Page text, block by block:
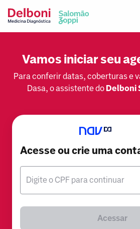
Vamos iniciar seu
Para conferir datas, coberturas e
Dasa, o assistente do Delboni
Acesse ou crie uma
Digite o CPF para continuar
Acessar